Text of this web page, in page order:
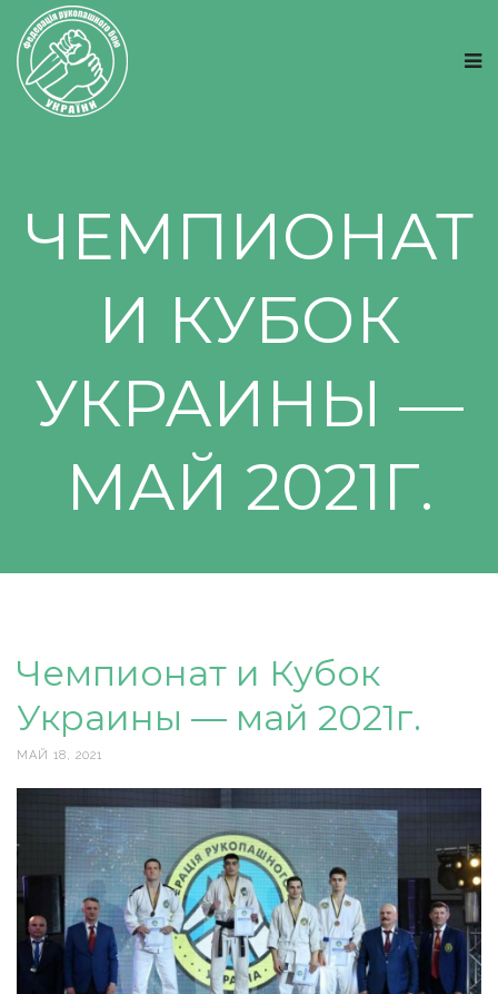
ЧЕМПИОНАТ
И КУБОК
УКРАИНЫ —
МАЙ 2021Г.
Чемпионат и Кубок
Украины — май 2021г.
МАЙ 18, 2021